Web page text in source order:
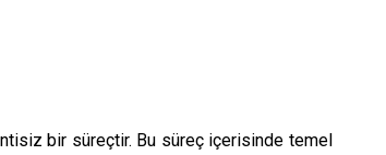
bir süreçtir. Bu süreç içerisinde temel